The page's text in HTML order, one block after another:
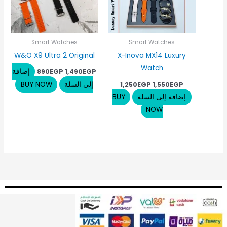
Smart Watches
X-Inova MX14 Luxury
Watch
1,550EGP
1,250EGP
إضافة إلى السلة
BUY
NOW
Smart Watches
W&O X9 Ultra 2 Original
1,490EGP
890EGP
إضافة
إلى السلة
BUY NOW